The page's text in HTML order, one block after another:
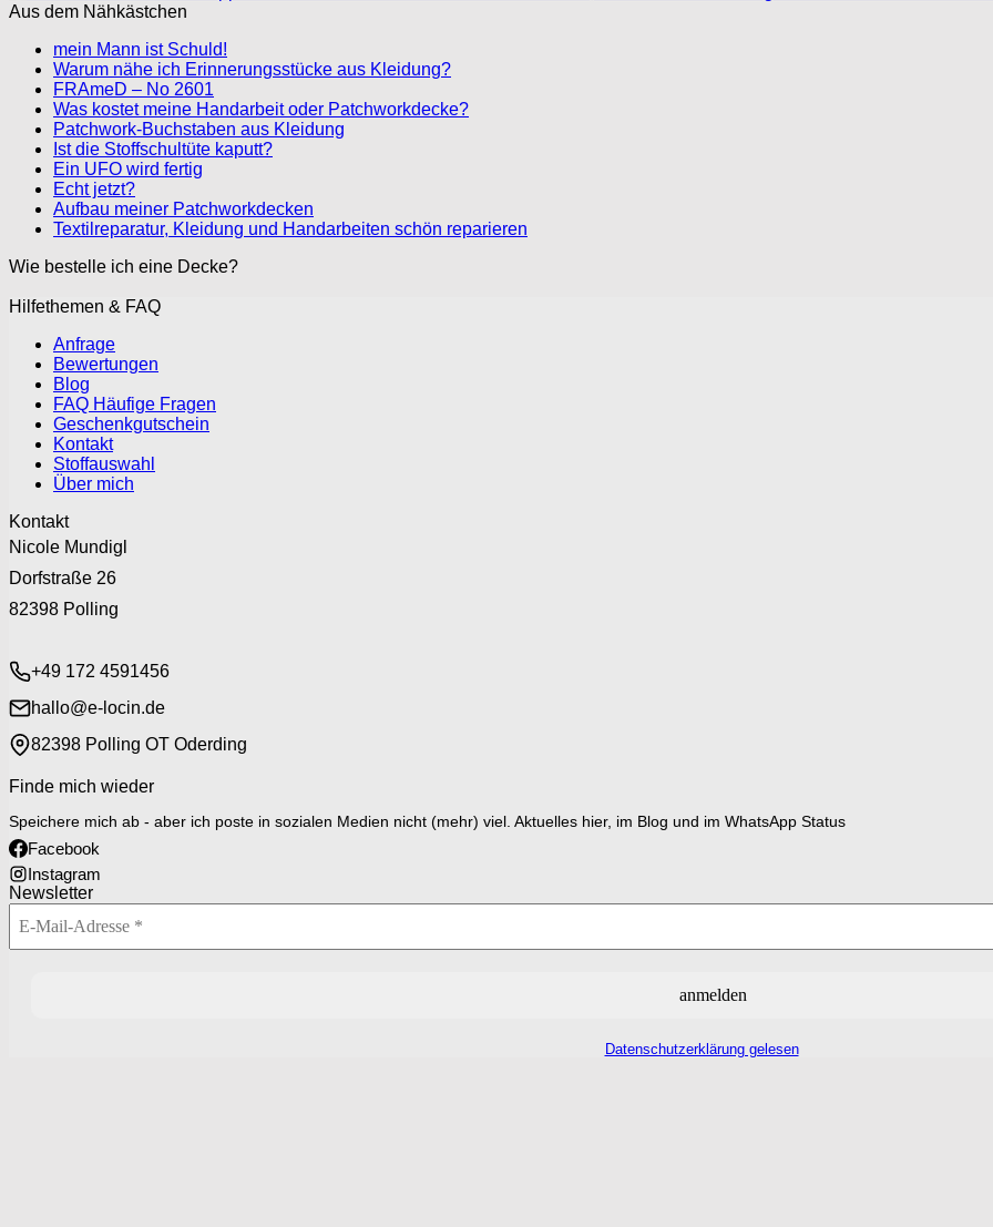
Aus dem Nähkästchen
mein Mann ist Schuld!
Warum nähe ich Erinnerungsstücke aus Kleidung?
FRAmeD – No 2601
Was kostet meine Handarbeit oder Patchworkdecke?
Patchwork-Buchstaben aus Kleidung
Ist die Stoffschultüte kaputt?
Ein UFO wird fertig
Echt jetzt?
Aufbau meiner Patchworkdecken
Textilreparatur, Kleidung und Handarbeiten schön reparieren
Wie bestelle ich eine Decke?
Hilfethemen & FAQ
Anfrage
Bewertungen
Blog
FAQ Häufige Fragen
Geschenkgutschein
Kontakt
Stoffauswahl
Über mich
Kontakt
Nicole Mundigl
Dorfstraße 26
82398 Polling
+49 172 4591456
hallo@e-locin.de
82398 Polling OT Oderding
Finde mich wieder
Speichere mich ab - aber ich poste in sozialen Medien nicht (mehr) viel. Aktuelles hier, im Blog und im WhatsApp Status
Facebook
Instagram
Newsletter
Datenschutzerklärung gelesen